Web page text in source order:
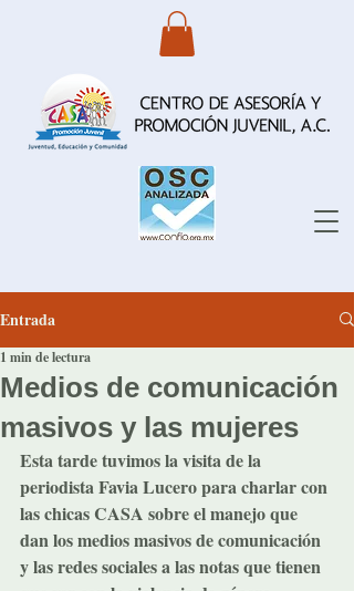
Entrada
Medios de comunicación
masivos y las mujeres
1 min de lectura
Esta tarde tuvimos la visita de la
periodista Favia Lucero para charlar con
las chicas CASA sobre el manejo que
dan los medios masivos de comunicación
y las redes sociales a las notas que tienen